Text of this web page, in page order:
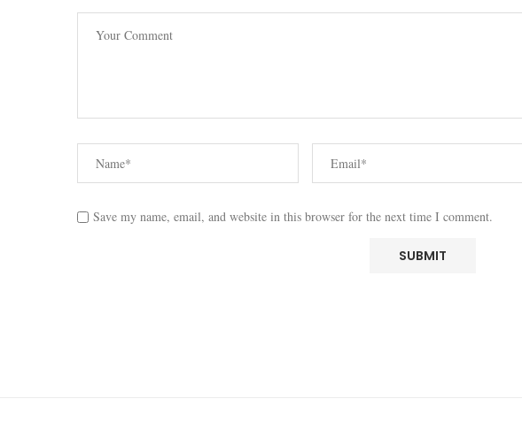
Save my name, email, and website in this browser for the next time I comment.